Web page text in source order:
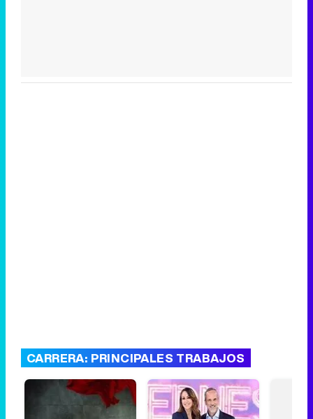
CARRERA: PRINCIPALES TRABAJOS